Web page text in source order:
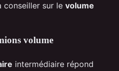
conseiller sur le volume
volume
intermédiaire répond